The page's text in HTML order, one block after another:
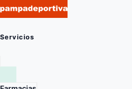
Servicios